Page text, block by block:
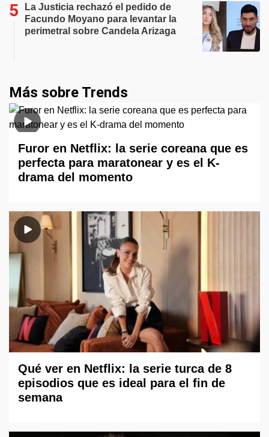
La Justicia rechazó el pedido de
Facundo Moyano para levantar la
perimetral sobre Candela Arizaga
Más sobre Trends
Furor en Netflix: la serie coreana que es
perfecta para maratonear y es el K-
drama del momento
Qué ver en Netflix: la serie turca de 8
episodios que es ideal para el fin de
semana